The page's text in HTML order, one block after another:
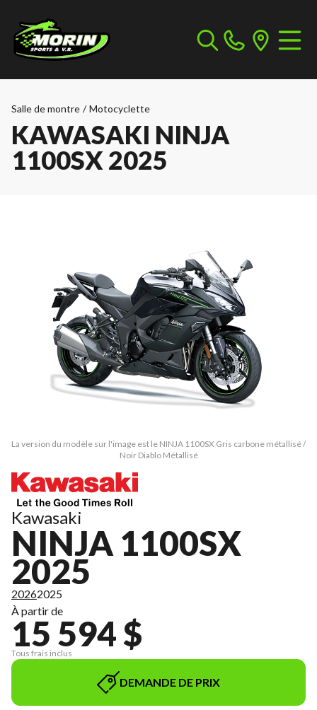
Salle de montre / Motocyclette
KAWASAKI NINJA
1100SX 2025
La version du modèle sur l'image est le NINJA 1100SX Gris carbone métallisé /
Noir Diablo Métallisé
Kawasaki
NINJA 1100SX
2025
20262025
À partir de
15 594 $
Tous frais inclus
DEMANDE DE PRIX